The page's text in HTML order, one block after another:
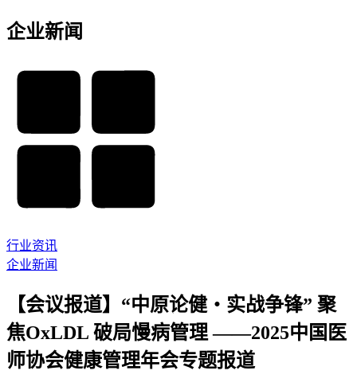
企业新闻
行业资讯
企业新闻
【会议报道】“中原论健・实战争锋” 聚
焦OxLDL 破局慢病管理 ——2025中国医
师协会健康管理年会专题报道